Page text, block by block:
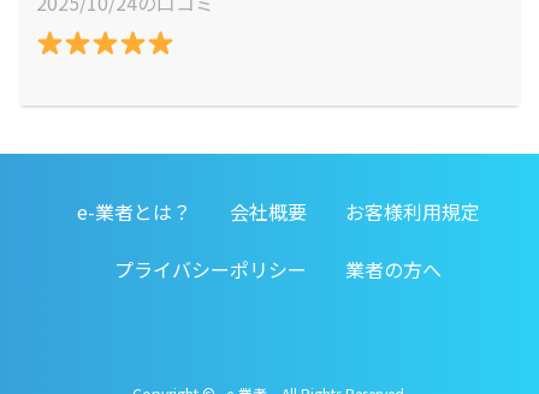
e-業者とは？ 会社概要
お客様利用規定
プライバシーポリシー
業者の方へ